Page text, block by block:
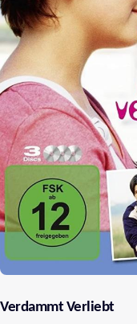
Verdammt Verliebt